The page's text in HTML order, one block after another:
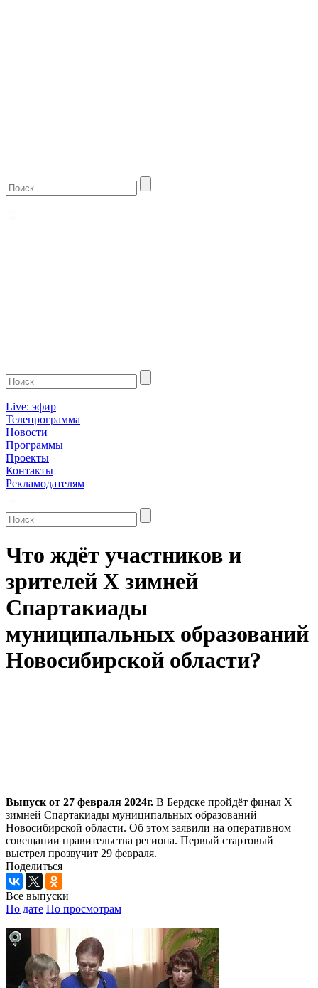
Live: эфир
Телепрограмма
Новости
Программы
Проекты
Контакты
Рекламодателям
Что ждёт участников и
зрителей Х зимней
Спартакиады
муниципальных образований
Новосибирской области?
Выпуск от 27 февраля 2024г. В Бердске пройдёт финал Х
зимней Спартакиады муниципальных образований
Новосибирской области. Об этом заявили на оперативном
совещании правительства региона. Первый стартовый
выстрел прозвучит 29 февраля.
Поделиться
Все выпуски
По дате По просмотрам